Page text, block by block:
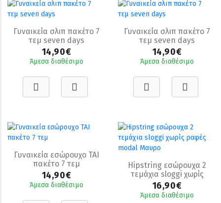
Γυναικεία σλιπ πακέτο 7
τεμ seven days
14,90€
Άμεσα διαθέσιμο
Γυναικεία σλιπ πακέτο 7
τεμ seven days
14,90€
Άμεσα διαθέσιμο
Γυναικεία εσώρουχο TAI
πακέτο 7 τεμ
14,90€
Άμεσα διαθέσιμο
Hipstring εσώρουχα 2
τεμάχια sloggi χωρίς
ραφές modal Μαυρο
16,90€
Άμεσα διαθέσιμο